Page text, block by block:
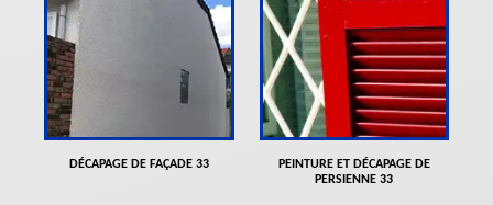
DÉCAPAGE DE FAÇADE 33
PEINTURE ET DÉCAPAGE DE
PERSIENNE 33